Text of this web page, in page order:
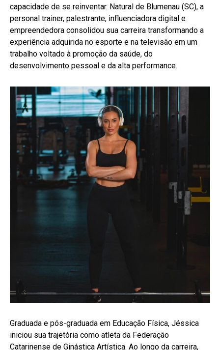
capacidade de se reinventar. Natural de Blumenau (SC), a
personal trainer, palestrante, influenciadora digital e
empreendedora consolidou sua carreira transformando a
experiência adquirida no esporte e na televisão em um
trabalho voltado à promoção da saúde, do
desenvolvimento pessoal e da alta performance.
Graduada e pós-graduada em Educação Física, Jéssica
iniciou sua trajetória como atleta da Federação
Catarinense de Ginástica Artística. Ao longo da carreira,